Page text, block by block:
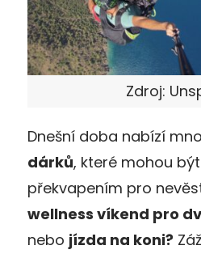
Zdroj:
Dnešní doba nabízí
dárků, které mohou
překvapením pro
wellness víkend pro
nebo jízda na koni?